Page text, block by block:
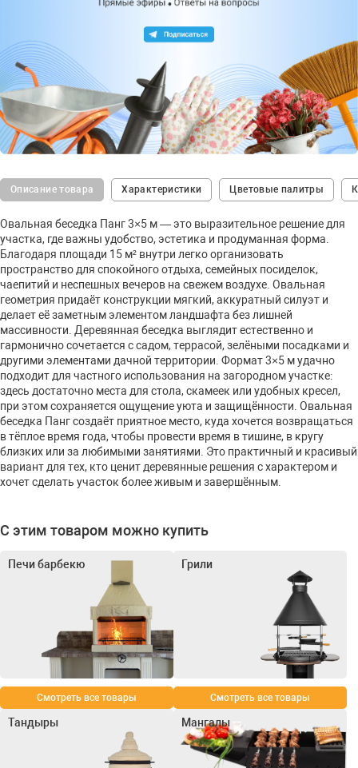
Описание товара Характеристики Цветовые палитры
Овальная беседка Панг 3×5 м — это выразительное решение для
участка, где важны удобство, эстетика и продуманная форма.
Благодаря площади 15 м² внутри легко организовать
пространство для спокойного отдыха, семейных посиделок,
чаепитий и неспешных вечеров на свежем воздухе. Овальная
геометрия придаёт конструкции мягкий, аккуратный силуэт и
делает её заметным элементом ландшафта без лишней
массивности. Деревянная беседка выглядит естественно и
гармонично сочетается с садом, террасой, зелёными посадками и
другими элементами дачной территории. Формат 3×5 м удачно
подходит для частного использования на загородном участке:
здесь достаточно места для стола, скамеек или удобных кресел,
при этом сохраняется ощущение уюта и защищённости. Овальная
беседка Панг создаёт приятное место, куда хочется возвращаться
в тёплое время года, чтобы провести время в тишине, в кругу
близких или за любимыми занятиями. Это практичный и красивый
вариант для тех, кто ценит деревянные решения с характером и
хочет сделать участок более живым и завершённым.
С этим товаром можно купить
Печи барбекю
Смотреть все товары
Грили
Смотреть все товары
Тандыры Мангалы